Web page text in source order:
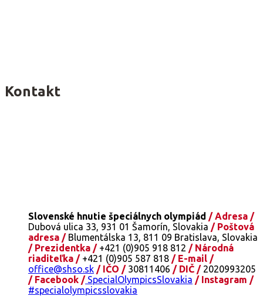
Kontakt
Slovenské hnutie špeciálnych olympiád / Adresa /
Dubová ulica 33, 931 01 Šamorín, Slovakia / Poštová
adresa /Blumentálska 13, 811 09 Bratislava, Slovakia
/ Prezidentka /+421 (0)905 918 812 / Národná
riaditeľka /+421 (0)905 587 818 / E-mail /
office@shso.sk / IČO /30811406 / DIČ /2020993205
/ Facebook /SpecialOlympicsSlovakia / Instagram /
#specialolympicsslovakia